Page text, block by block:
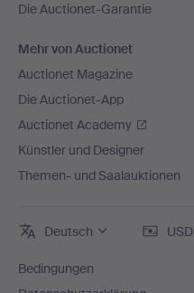
Die Auctionet-Garantie
Mehr von Auctionet
Auctionet Magazine
Die Auctionet-App
Auctionet Academy
Künstler und Designer
Themen- und Saalauktionen
Deutsch USD
Bedingungen